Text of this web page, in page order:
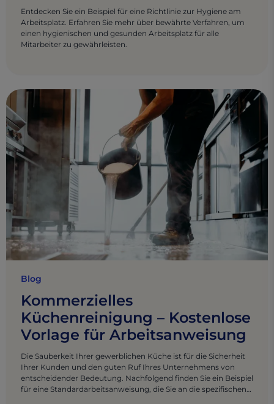
Entdecken Sie ein Beispiel für eine Richtlinie zur Hygiene am
Arbeitsplatz. Erfahren Sie mehr über bewährte Verfahren, um
einen hygienischen und gesunden Arbeitsplatz für alle
Mitarbeiter zu gewährleisten.
Blog
Kommerzielles
Küchenreinigung – Kostenlose
Vorlage für Arbeitsanweisung
Die Sauberkeit Ihrer gewerblichen Küche ist für die Sicherheit
Ihrer Kunden und den guten Ruf Ihres Unternehmens von
entscheidender Bedeutung. Nachfolgend finden Sie ein Beispiel
für eine Standardarbeitsanweisung, die Sie an die spezifischen